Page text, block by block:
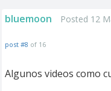
bluemoon Posted 12
post #8 of 16
Algunos videos como